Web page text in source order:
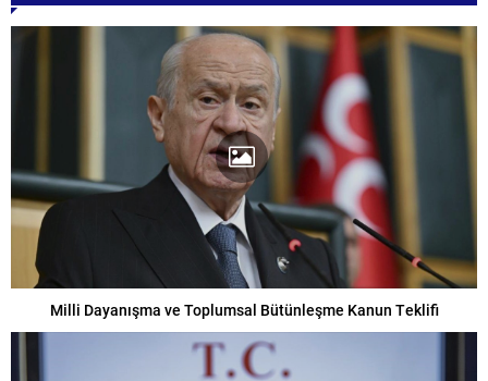
Milli Dayanışma ve Toplumsal Bütünleşme Kanun Teklifi